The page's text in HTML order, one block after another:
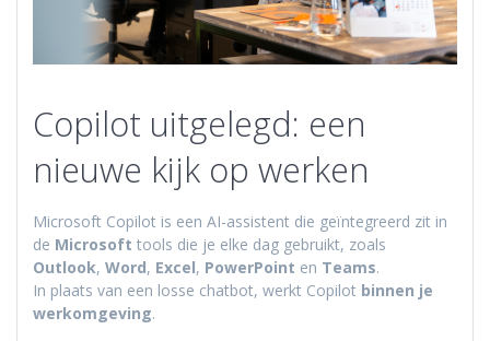
Copilot uitgelegd: een
nieuwe kijk op werken
Microsoft Copilot is een AI-assistent die geïntegreerd zit in
de Microsoft tools die je elke dag gebruikt, zoals
Outlook, Word, Excel, PowerPoint en Teams.
In plaats van een losse chatbot, werkt Copilot binnen je
werkomgeving.